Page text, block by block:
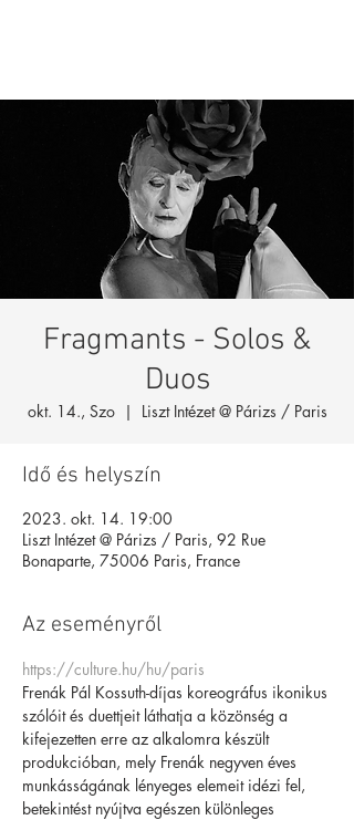
Fragmants - Solos &
Duos
okt. 14., Szo
  |
Liszt Intézet @ Párizs / Paris
Idő és helyszín
2023. okt. 14. 19:00
Liszt Intézet @ Párizs / Paris, 92 Rue
Bonaparte, 75006 Paris, France
Az eseményről
https://culture.hu/hu/paris
Frenák Pál Kossuth-díjas koreográfus ikonikus
szólóit és duettjeit láthatja a közönség a
kifejezetten erre az alkalomra készült
produkcióban, mely Frenák negyven éves
munkásságának lényeges elemeit idézi fel,
betekintést nyújtva egészen különleges